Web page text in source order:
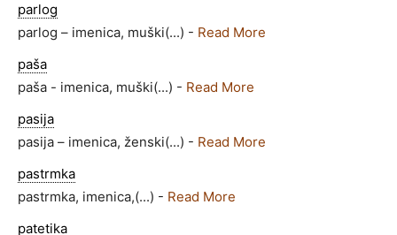
parlog
parlog – imenica, muški(...) - Read More
paša
paša - imenica, muški(...) - Read More
pasija
pasija – imenica, ženski(...) - Read More
pastrmka
pastrmka, imenica,(...) - Read More
patetika